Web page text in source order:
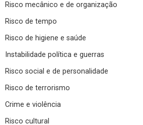
Risco mecânico e de organização
Risco de tempo
Risco de higiene e saúde
Instabilidade política e guerras
Risco social e de personalidade
Risco de terrorismo
Crime e violência
Risco cultural